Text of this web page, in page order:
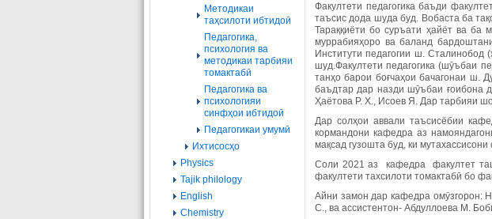
Методикаи
таҳсилоти ибтидоӣ
Педагогика,
психология ва
методикаи тарбияи
томактабӣ
Педагогика ва
психологияи
синфҳои ибтидоӣ
Педагогикаи умумӣ
Ихтисосҳо
Physics
Tajik philology
English
Chemistry
Факултети педагогика баъди
таъсис дода шуда буд. Вобаста ба
Тараққиёти бо суръати ҳайёт ва ба
муррабияҳоро ва баланд
Институти педагогии ш.
шуд.Факултети педагогика (шӯъбаи
танҳо барои боғчаҳои бачагонаи ш.
баъдтар дар назди шӯъбаи ғоибона
Ҳаётова Р. Х., Исоев Я. Дар тарбияи
Дар солҳои аввали таъсисёбии
кормандони кафедра аз
мақсад гузошта буд, ки
Соли 2021 аз кафедра факултет
факултети тахсилоти томактабӣ бо
Айни замон дар кафедра омӯзгорон:
С., ва ассистентон- Абдуллоева М.